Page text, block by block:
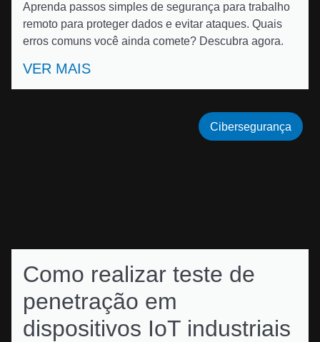
Aprenda passos simples de segurança para trabalho
remoto para proteger dados e evitar ataques. Quais
erros comuns você ainda comete? Descubra agora.
VER MAIS
Como realizar teste de
penetração em
dispositivos IoT industriais
Cibersegurança